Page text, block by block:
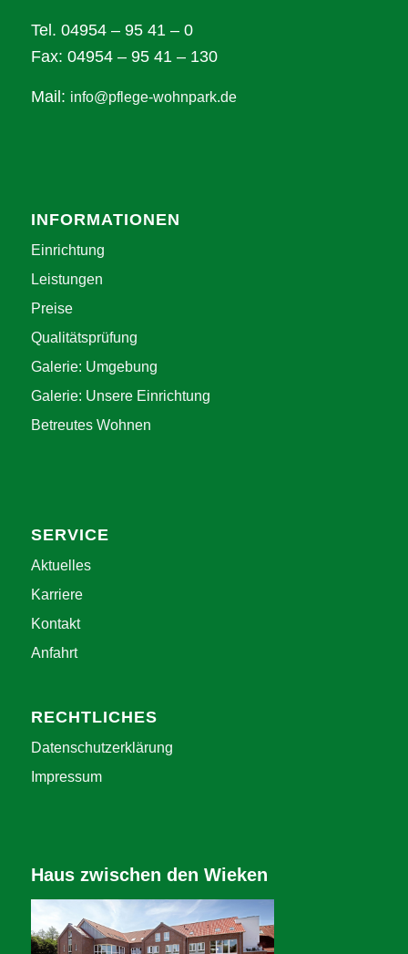
Tel. 04954 – 95 41 – 0
Fax: 04954 – 95 41 – 130
Mail: info@pflege-wohnpark.de
INFORMATIONEN
Einrichtung
Leistungen
Preise
Qualitätsprüfung
Galerie: Umgebung
Galerie: Unsere Einrichtung
Betreutes Wohnen
SERVICE
Aktuelles
Karriere
Kontakt
Anfahrt
RECHTLICHES
Datenschutzerklärung
Impressum
Haus zwischen den Wieken